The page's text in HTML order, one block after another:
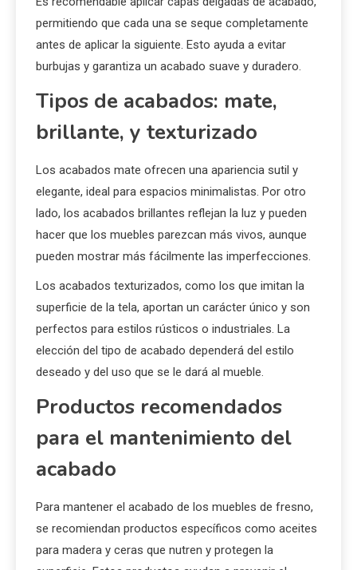
dándole un toque más moderno.
Es recomendable aplicar capas delgadas de acabado,
antes de aplicar la siguiente. Esto ayuda a evitar
burbujas y garantiza un acabado suave y duradero.
Tipos de acabados: mate,
brillante, y texturizado
Los acabados texturizados, como los que imitan la
superficie de la tela, aportan un carácter único y son
elección del tipo de acabado dependerá del estilo
deseado y del uso que se le dará al mueble.
Productos recomendados